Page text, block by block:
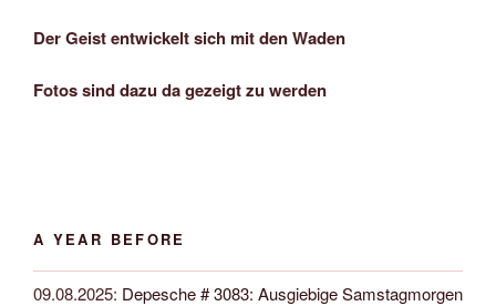
Der Geist entwickelt sich mit den Waden
Fotos sind dazu da gezeigt zu werden
A YEAR BEFORE
09.08.2025: Depesche # 3083: Ausgiebige Samstagmorgen